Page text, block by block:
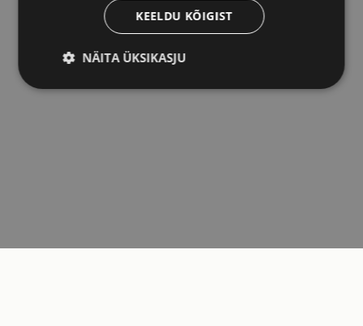
KEELDU KÕIGIST
NÄITA ÜKSIKASJU